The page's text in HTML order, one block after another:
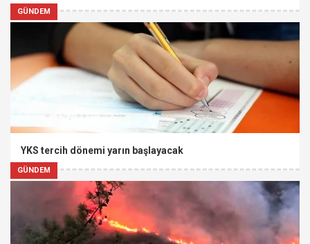
GÜNDEM
GÜNDEM
YKS tercih dönemi yarın başlayacak